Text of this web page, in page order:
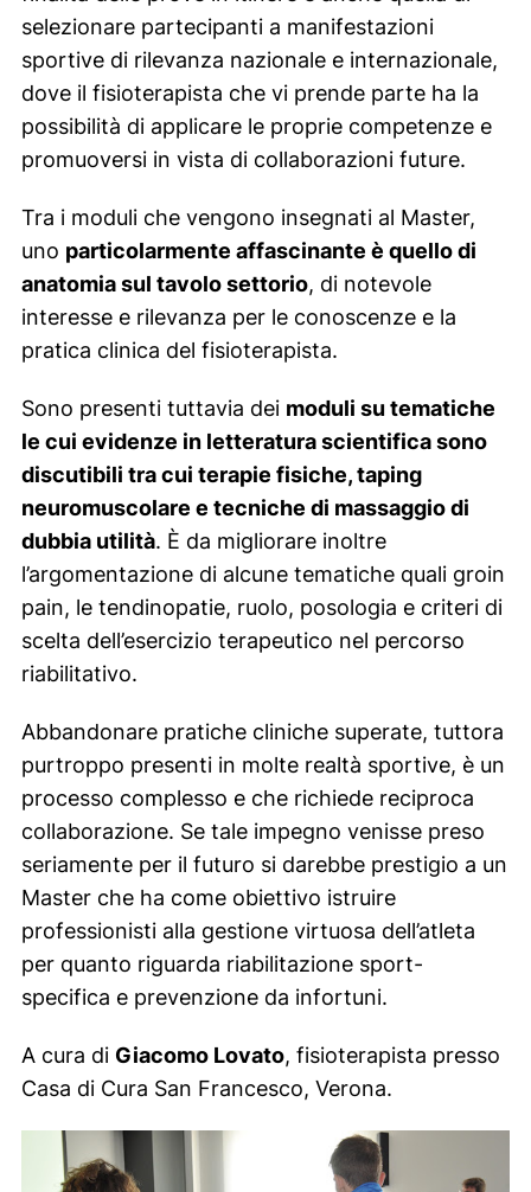
selezionare partecipanti a manifestazioni
sportive di rilevanza nazionale e internazionale,
dove il fisioterapista che vi prende parte ha la
possibilità di applicare le proprie competenze e
promuoversi in vista di collaborazioni future.
Tra i moduli che vengono insegnati al Master,
uno particolarmente affascinante è quello di
anatomia sul tavolo settorio, di notevole
interesse e rilevanza per le conoscenze e la
pratica clinica del fisioterapista.
Sono presenti tuttavia dei moduli su tematiche
le cui evidenze in letteratura scientifica sono
discutibili tra cui terapie fisiche, taping
neuromuscolare e tecniche di massaggio di
dubbia utilità. È da migliorare inoltre
l’argomentazione di alcune tematiche quali groin
pain, le tendinopatie, ruolo, posologia e criteri di
scelta dell’esercizio terapeutico nel percorso
riabilitativo.
Abbandonare pratiche cliniche superate, tuttora
purtroppo presenti in molte realtà sportive, è un
processo complesso e che richiede reciproca
collaborazione. Se tale impegno venisse preso
seriamente per il futuro si darebbe prestigio a un
Master che ha come obiettivo istruire
professionisti alla gestione virtuosa dell’atleta
per quanto riguarda riabilitazione sport-
specifica e prevenzione da infortuni.
A cura di Giacomo Lovato, fisioterapista presso
Casa di Cura San Francesco, Verona.